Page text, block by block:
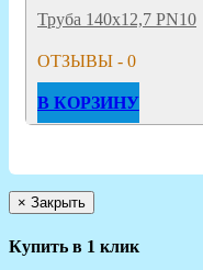
Труба 140х12,7 PN10
ОТЗЫВЫ - 0
В КОРЗИНУ
× Закрыть
Купить в 1 клик